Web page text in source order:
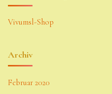
Vivumsl-Shop
Archiv
Februar 2020